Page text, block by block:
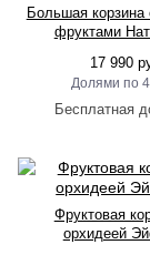
Большая корзина
фруктами
17 990
Фруктовая
орхидеей